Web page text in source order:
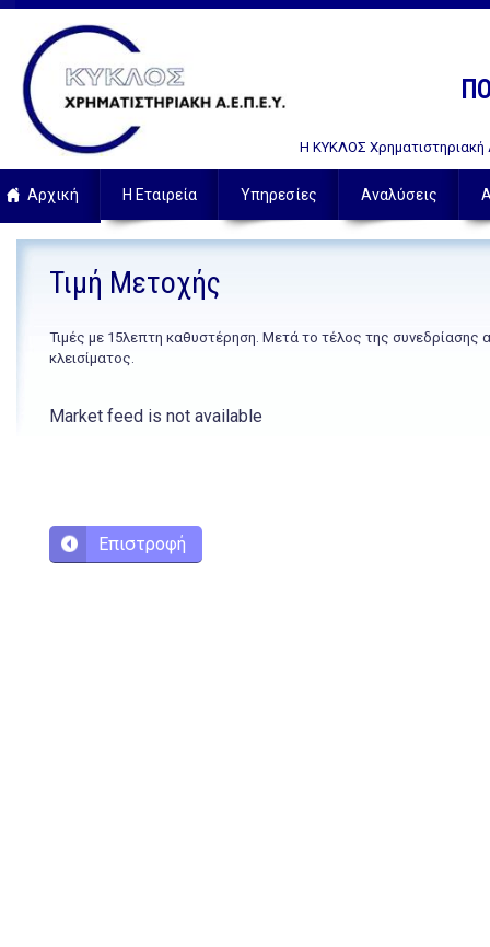
Η ΚΥΚΛΟΣ Χρηματιστηριακή
Αρχική Η Εταιρεία Υπηρεσίες Αναλύσεις
Τιμή Μετοχής
Τιμές με 15λεπτη καθυστέρηση. Μετά το τέλος της συνεδρίασης
κλεισίματος.
Market feed is not available
Επιστροφή